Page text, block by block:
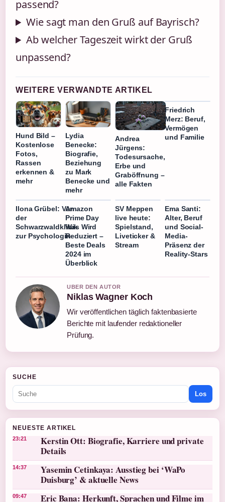
passend?
Wie sagt man den Gruß auf Bayrisch?
Ab welcher Tageszeit wirkt der Gruß
unpassend?
WEITERE VERWANDTE ARTIKEL
Hund Bild –
Kostenlose
Fotos,
Rassen
erkennen &
mehr
Lydia
Benecke:
Biografie,
Beziehung
zu Mark
Benecke und
mehr
Andrea
Jürgens:
Todesursache,
Erbe und
Graböffnung –
alle Fakten
Friedrich
Merz: Beruf,
Vermögen
und Familie
Ilona Grübel: Von
der
Schwarzwaldklinik
zur Psychologin
Amazon
Prime Day
Was Wird
Reduziert –
Beste Deals
2024 im
Überblick
SV Meppen
live heute:
Spielstand,
Liveticker &
Stream
Ema Santi:
Alter, Beruf
und Social-
Media-
Präsenz der
Reality-Stars
UBER DEN AUTOR
Niklas Wagner Koch
Wir veröffentlichen täglich faktenbasierte
Berichte mit laufender redaktioneller
Prüfung.
SUCHE
Los
NEUESTE ARTIKEL
23:21
Kerstin Ott: Biografie, Karriere und private
Details
14:37
Yasemin Cetinkaya: Ausstieg bei ‘WaPo
Duisburg’ & aktuelle News
09:47 Eric Bana: Herkunft, Sprachen und Filme im